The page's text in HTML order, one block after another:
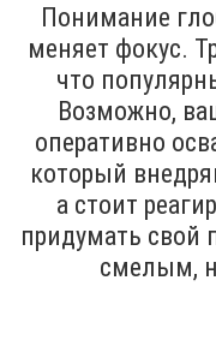
Понимание
меняет фокус.
что
Возможно,
оперативно
который
а стоит
придумать свой
смелым,